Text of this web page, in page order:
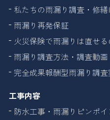
私たちの雨漏り調査・修
雨漏り再発保証
火災保険で雨漏りは直せる
雨漏り調査方法・調査動画
完全成果報酬型雨漏り調査
工事内容
防水工事・雨漏りピンポ